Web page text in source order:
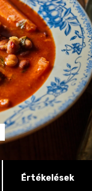
Értékelések